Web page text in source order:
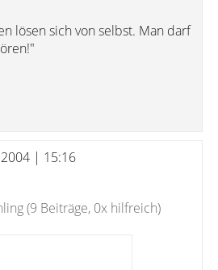
lösen sich von selbst. Man darf
| 15:16
(9 Beiträge, 0x hilfreich)